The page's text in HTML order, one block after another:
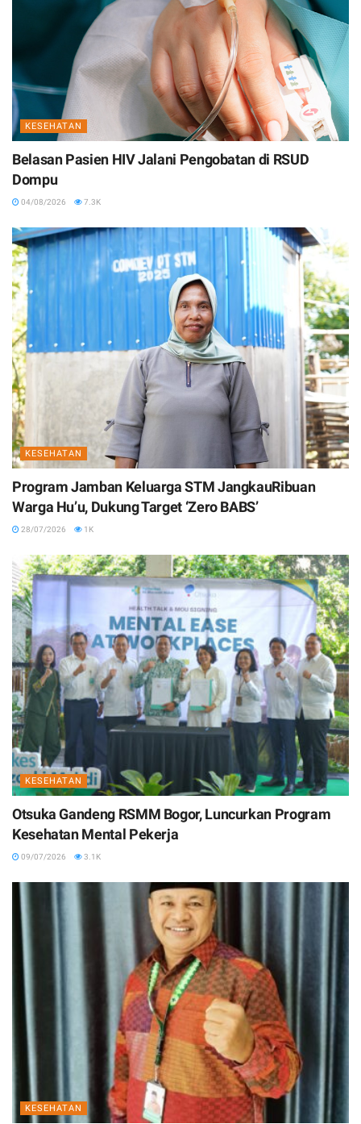
KESEHATAN
Belasan Pasien HIV Jalani Pengobatan di RSUD
Dompu
04/08/2026 7.3K
KESEHATAN
Program Jamban Keluarga STM JangkauRibuan
Warga Hu’u, Dukung Target ‘Zero BABS’
28/07/2026 1K
KESEHATAN
Otsuka Gandeng RSMM Bogor, Luncurkan Program
Kesehatan Mental Pekerja
09/07/2026 3.1K
KESEHATAN